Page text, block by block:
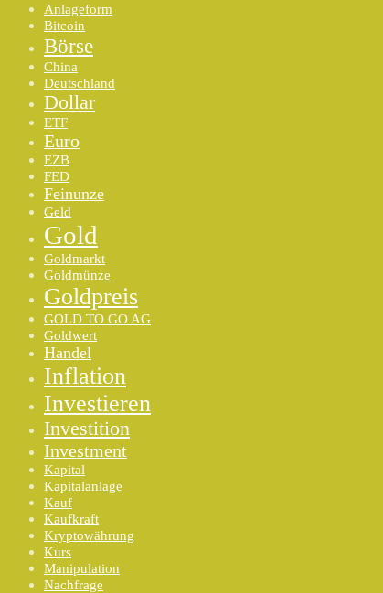
Anlageform
Bitcoin
Börse
China
Deutschland
Dollar
ETF
Euro
EZB
FED
Feinunze
Geld
Gold
Goldmarkt
Goldmünze
Goldpreis
GOLD TO GO AG
Goldwert
Handel
Inflation
Investieren
Investition
Investment
Kapital
Kapitalanlage
Kauf
Kaufkraft
Kryptowährung
Kurs
Manipulation
Nachfrage